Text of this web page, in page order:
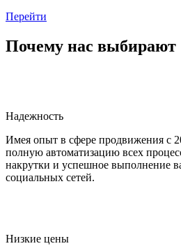
Перейти
Почему нас выбирают
Надежность
Имея опыт в сфере продвижения с
полную автоматизацию всех
накрутки и успешное выполнение
социальных сетей.
Низкие цены